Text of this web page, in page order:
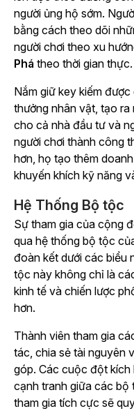
người ủng hộ sớm.
bằng cách theo dõi
người chơi theo xu
Phá theo thời gian thực.
Nắm giữ key kiếm
thưởng nhân vật, tạo
cho cả nhà đầu tư và
người chơi thành công
hơn, họ tạo thêm
khuyến khích kỹ năng
Hệ Thống Bộ tộc
Sự tham gia của cộng
qua hệ thống bộ tộc
đoàn kết dưới các biểu
tộc này không chỉ là
kinh tế và chiến lược
hơn.
Thành viên tham gia
tác, chia sẻ tài nguyên
góp. Các cuộc đột
cạnh tranh giữa các bộ
tham gia tích cực sẽ